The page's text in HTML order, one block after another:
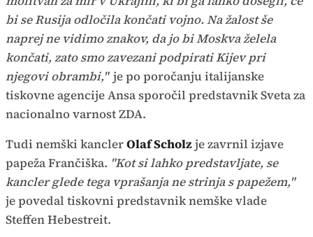
bi se Rusija odločila končati vojno. Na žalost še
naprej ne vidimo znakov, da jo bi Moskva želela
končati, zato smo zavezani podpirati Kijev pri
njegovi obrambi," je po poročanju italijanske
tiskovne agencije Ansa sporočil predstavnik Sveta za
nacionalno varnost ZDA.
Tudi nemški kanclerOlaf Scholzje zavrnil izjave
papeža Frančiška. "Kot si lahko predstavljate, se
kancler glede tega vprašanja ne strinja s papežem,"
je povedal tiskovni predstavnik nemške vlade
Steffen Hebestreit.